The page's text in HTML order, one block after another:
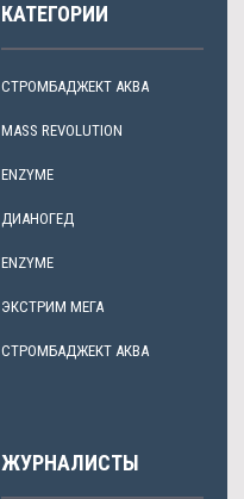
КАТЕГОРИИ
СТРОМБАДЖЕКТ АКВА
MASS REVOLUTION
ENZYME
ДИАНОГЕД
ENZYME
ЭКСТРИМ МЕГА
СТРОМБАДЖЕКТ АКВА
ЖУРНАЛИСТЫ